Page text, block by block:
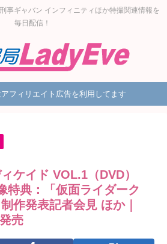
事ギャバン インフィニティほか特撮関連情報を
毎日配信！
フィリエイト広告を利用してます
ケイド VOL.1（DVD）
特典：「仮面ライダーク
作発表記者会見 ほか｜
売